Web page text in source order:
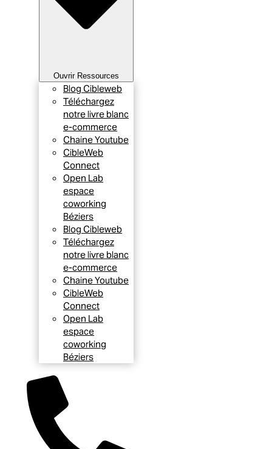
Ouvrir Ressources
Blog Cibleweb
Téléchargez
notre livre blanc
e-commerce
Chaine Youtube
CibleWeb
Connect
Open Lab
espace
coworking
Béziers
Blog Cibleweb
Téléchargez
notre livre blanc
e-commerce
Chaine Youtube
CibleWeb
Connect
Open Lab
espace
coworking
Béziers